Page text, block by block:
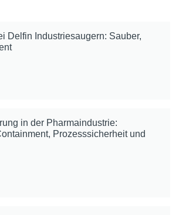
Delfin Industriesaugern: Sauber,
in der Pharmaindustrie:
Prozesssicherheit und